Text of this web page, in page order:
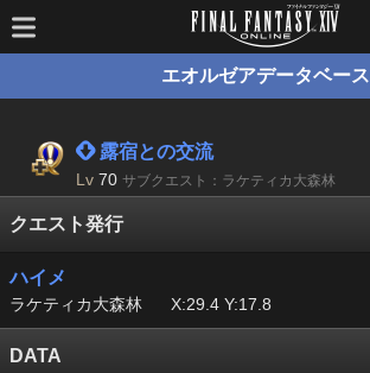
エオルゼアデータベース
 露宿との交流
Lv 70 サブクエスト：ラケティカ大森林
クエスト発行
ハイメ
ラケティカ大森林 X:29.4 Y:17.8
DATA